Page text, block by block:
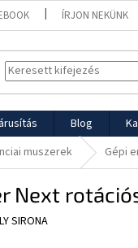
ÍRJON NEKÜNK
Blog
muszerek Gépi
Next
SIRONA